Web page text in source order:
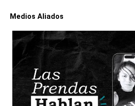
Medios Aliados